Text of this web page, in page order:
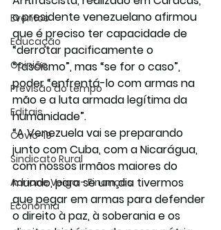
Eventos
Educação
Opinião
Previsão do tempo
Editais
Covic-19
Sindicato Rural
Adriane Veiga - Finanças
Economia
o presidente venezuelano afirmou
que é preciso ter capacidade de
“derrotar pacificamente o
“fascismo”, mas “se for o caso”,
poder “enfrentá-lo com armas na
mão e a luta armada legítima da
humanidade”.
“A Venezuela vai se preparando
junto com Cuba, com a Nicarágua,
com nossos irmãos maiores do
mundo, para se um dia tivermos
que pegar em armas para defender
o direito à paz, à soberania e os